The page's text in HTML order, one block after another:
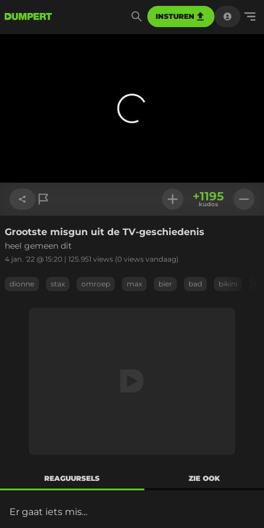
INSTUREN
Link kopiëren
+1195
kudos
Grootste misgun uit de TV-geschiedenis
heel gemeen dit
4 jan. '22 @ 15:20 | 125.951 views (0 views vandaag)
dionne stax omroep max bier bad bikini
REAGUURSELS ZIE OOK
Er gaat iets mis...